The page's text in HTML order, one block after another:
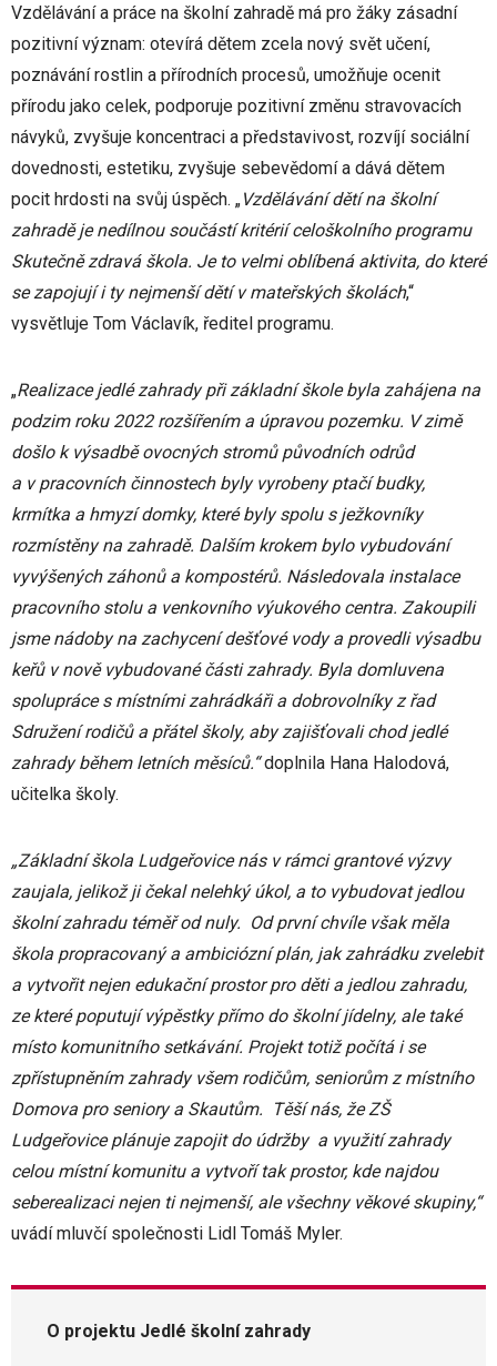
Vzdělávání a práce na školní zahradě má pro žáky zásadní
pozitivní význam: otevírá dětem zcela nový svět učení,
poznávání rostlin a přírodních procesů, umožňuje ocenit
přírodu jako celek, podporuje pozitivní změnu stravovacích
návyků, zvyšuje koncentraci a představivost, rozvíjí sociální
dovednosti, estetiku, zvyšuje sebevědomí a dává dětem
pocit hrdosti na svůj úspěch. „Vzdělávání dětí na školní
zahradě je nedílnou součástí kritérií celoškolního programu
Skutečně zdravá škola. Je to velmi oblíbená aktivita, do které
se zapojují i ty nejmenší dětí v mateřských školách,“
vysvětluje Tom Václavík, ředitel programu.
„Realizace jedlé zahrady přizákladní škole byla zahájena na
podzim roku 2022 rozšířením a úpravou pozemku. V zimě
došlo k výsadbě ovocných stromů původních odrůd
a v pracovních činnostech byly vyrobeny ptačí budky,
krmítka a hmyzí domky, které byly spolu s ježkovníky
rozmístěny na zahradě. Dalším krokem bylo vybudování
vyvýšených záhonů a kompostérů. Následovala instalace
pracovního stolu a venkovního výukového centra. Zakoupili
jsme nádoby na zachycení dešťové vody a provedli výsadbu
keřů v nově vybudované části zahrady. Byla domluvena
spolupráce s místními zahrádkáři a dobrovolníky z řad
Sdružení rodičů a přátel školy, aby zajišťovali chod jedlé
zahrady během letních měsíců.“doplnila Hana Halodová,
učitelka školy.
„Základní škola Ludgeřovice nás v rámci grantové výzvy
zaujala, jelikož ji čekal nelehký úkol, a to vybudovat jedlou
školní zahradu téměř od nuly. Od první chvíle však měla
škola propracovaný a ambiciózní plán, jak zahrádku zvelebit
a vytvořit nejen edukační prostor pro děti a jedlou zahradu,
ze které poputují výpěstky přímo do školní jídelny, ale také
místo komunitního setkávání. Projekt totiž počítá i se
zpřístupněním zahrady všem rodičům, seniorům z místního
Domova pro seniory a Skautům. Těší nás, že ZŠ
Ludgeřovice plánuje zapojit do údržby a využití zahrady
celou místní komunitu a vytvoří tak prostor, kde najdou
seberealizaci nejen ti nejmenší, ale všechny věkové skupiny,“
uvádí mluvčí společnosti Lidl Tomáš Myler.
O projektu Jedlé školní zahrady